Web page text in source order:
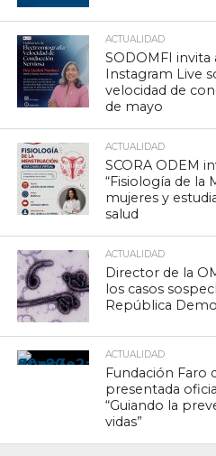
ACTUALIDAD
SODOMFI invita
Instagram Live
velocidad de
de mayo
ACTUALIDAD
SCORA ODEM
“Fisiología de la
mujeres y
salud
ACTUALIDAD
Director de la
los casos
República
ACTUALIDAD
Fundación Faro
presentada
“Guiando la
vidas”